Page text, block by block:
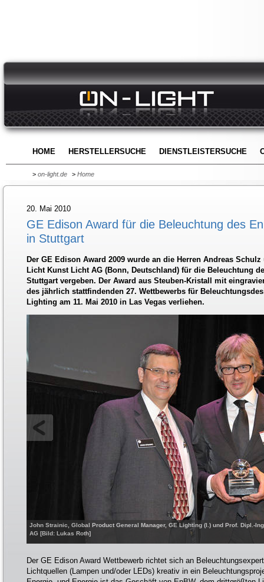
HOME HERSTELLERSUCHE DIENSTLEISTERSUCHE
> on-light.de > Home
20. Mai 2010
GE Edison Award für die Beleuchtung des
in Stuttgart
Der GE Edison Award 2009 wurde an die Herren Andreas
Licht Kunst Licht AG (Bonn, Deutschland) für die Beleuchtung
Stuttgart vergeben. Der Award aus Steuben-Kristall mit
des jährlich stattfindenden 27. Wettbewerbs für
Lighting am 11. Mai 2010 in Las Vegas verliehen.
John Strainic, Global Product General Manager, GE Lighting (l.) und Prof. Dipl.-
AG [Bild: Lukas Roth]
Der GE Edison Award Wettbewerb richtet sich an
Lichtquellen (Lampen und/oder LEDs) kreativ in ein